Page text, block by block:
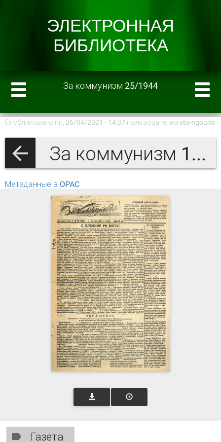
За коммунизм 25/1944
Опубликовано пн, 26/04/2021 - 14:37 пользователем sto-ngounb
За коммунизм 1944 г.
Метаданные в OPAC
Газета